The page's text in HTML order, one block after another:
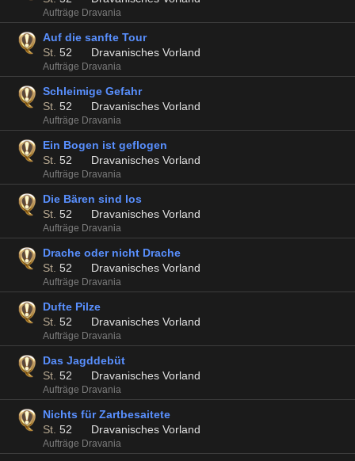
Aufträge Dravania
Auf die sanfte Tour
St. 52 Dravanisches Vorland
Aufträge Dravania
Schleimige Gefahr
St. 52 Dravanisches Vorland
Aufträge Dravania
Ein Bogen ist geflogen
St. 52 Dravanisches Vorland
Aufträge Dravania
Die Bären sind los
St. 52 Dravanisches Vorland
Aufträge Dravania
Drache oder nicht Drache
St. 52 Dravanisches Vorland
Aufträge Dravania
Dufte Pilze
St. 52 Dravanisches Vorland
Aufträge Dravania
Das Jagddebüt
St. 52 Dravanisches Vorland
Aufträge Dravania
Nichts für Zartbesaitete
St. 52 Dravanisches Vorland
Aufträge Dravania